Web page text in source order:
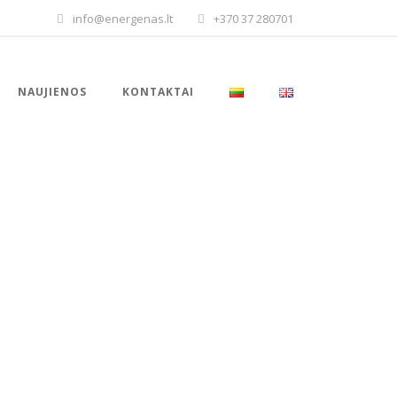
info@energenas.lt +370 37 280701
NAUJIENOS KONTAKTAI